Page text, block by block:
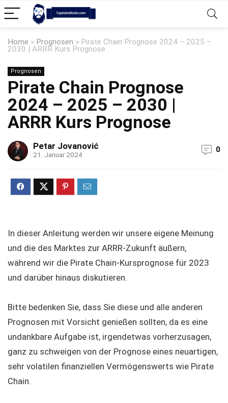
Home » Prognosen » Pirate Chain Prognose 2024 – 2025 –
2030 | ARRR Kurs Prognose
Prognosen
Pirate Chain Prognose
2024 – 2025 – 2030 |
ARRR Kurs Prognose
Petar Jovanović
21. Januar 2024
0
In dieser Anleitung werden wir unsere eigene Meinung
und die des Marktes zur ARRR-Zukunft äußern,
während wir die Pirate Chain-Kursprognose für 2023
und darüber hinaus diskutieren.
Bitte bedenken Sie, dass Sie diese und alle anderen
Prognosen mit Vorsicht genießen sollten, da es eine
undankbare Aufgabe ist, irgendetwas vorherzusagen,
ganz zu schweigen von der Prognose eines neuartigen,
sehr volatilen finanziellen Vermögenswerts wie Pirate
Chain.